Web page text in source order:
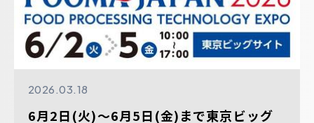
2026.03.18
6月2日(火)～6月5日(金)まで東京ビッグ